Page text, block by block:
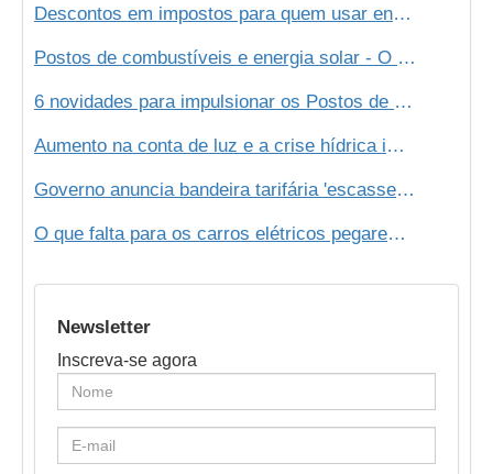
Descontos em impostos para quem usar energia solar. Conheça a tendência!
Postos de combustíveis e energia solar - O futuro é agora!
6 novidades para impulsionar os Postos de Combustíveis
Aumento na conta de luz e a crise hídrica impulsionam mercado de energia solar
Governo anuncia bandeira tarifária 'escassez hídrica'; custo será de R$ 14,20 a cada 100 kWh
O que falta para os carros elétricos pegarem no Brasil?
Newsletter
Inscreva-se agora